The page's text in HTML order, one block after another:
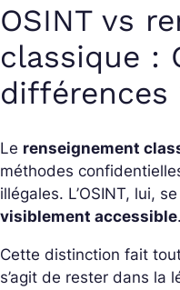
OSINT vs
classique :
différences
Le renseignement
méthodes
illégales. L’OSINT, lui,
visiblement accessible.
Cette distinction fait
s’agit de rester dans la